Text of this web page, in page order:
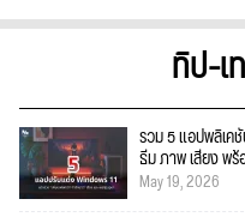
ทิป-
รวม 5 แอปพลิเคชั
ธีม ภาพ เสียง พ
May 19, 2026